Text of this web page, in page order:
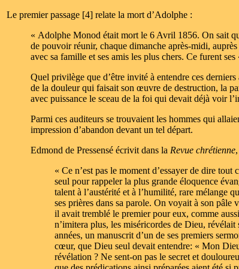
Le premier passage [4] relate la mort d’Adolphe :
« Adolphe Monod était mort le 6 Avril 1856. On sait
de pouvoir réunir, chaque dimanche après-midi,
avec sa famille et ses amis les plus chers. Ce furent
Quel privilège que d’être invité à entendre ces
de la douleur qui faisait son œuvre de destruction, la
avec puissance le sceau de la foi qui devait déjà voir
Parmi ces auditeurs se trouvaient les hommes qui
impression d’abandon devant un tel départ.
Edmond de Pressensé écrivit dans la Revue chrétienne
« Ce n’est pas le moment d’essayer de dire
seul pour rappeler la plus grande éloquence
talent à l’austérité et à l’humilité, rare mélange
ses prières dans sa parole. On voyait à son pâle
il avait tremblé le premier pour eux, comme
n’imitera plus, les miséricordes de Dieu,
années, un manuscrit d’un de ses premiers
cœur, que Dieu seul devait entendre: « Mon
révélation ? Ne sent-on pas le secret et